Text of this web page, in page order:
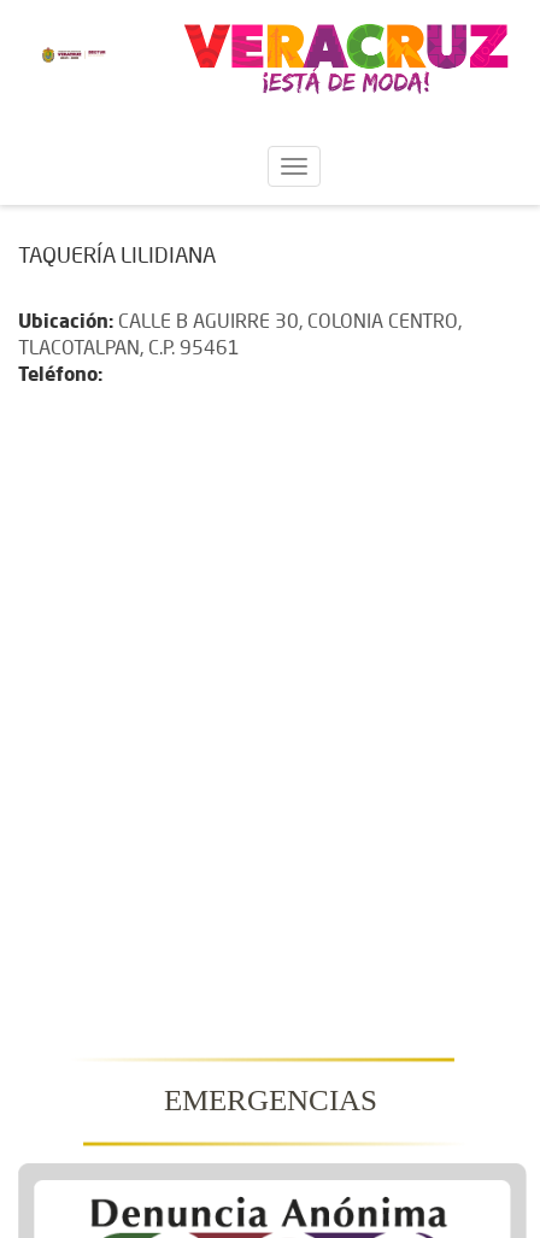
TAQUERÍA LILIDIANA
Ubicación: CALLE B AGUIRRE 30, COLONIA CENTRO,
TLACOTALPAN, C.P. 95461
Teléfono:
EMERGENCIAS